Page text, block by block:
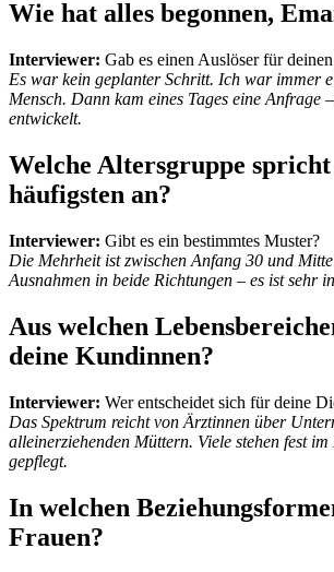
Wie hat alles begonnen,
Interviewer: Gab es einen Auslöser für
Es war kein geplanter Schritt. Ich war immer
Mensch. Dann kam eines Tages eine Anfrage
entwickelt.
Welche Altersgruppe
häufigsten an?
Interviewer: Gibt es ein bestimmtes Muster?
Die Mehrheit ist zwischen Anfang 30 und
Ausnahmen in beide Richtungen – es ist sehr
Aus welchen
deine Kundinnen?
Interviewer: Wer entscheidet sich für deine
Das Spektrum reicht von Ärztinnen über
alleinerziehenden Müttern. Viele stehen fest
gepflegt.
In welchen
Frauen?